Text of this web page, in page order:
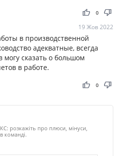
thumb_up thumb_down
0
19 Жов 2022
в производственной
адекватные, всегда
сказать о большом
в работе.
thumb_up thumb_down
0
розкажіть про плюси, мінуси,
команді.